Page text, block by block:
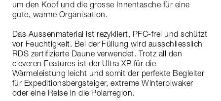
um den Kopf und die grosse Innentasche für eine
gute, warme Organisation.
Das Aussenmaterial ist rezykliert, PFC-frei und schützt
vor Feuchtigkeit. Bei der Füllung wird ausschliesslich
RDS zertifizierte Daune verwendet. Trotz all den
cleveren Features ist der Ultra XP für die
Wärmeleistung leicht und somit der perfekte Begleiter
für Expeditionsbergsteiger, extreme Winterbiwaker
oder eine Reise in die Polarregion.